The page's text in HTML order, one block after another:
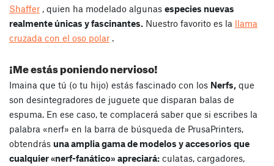
Shaffer
, quien ha modelado algunas especies nuevas
realmente únicas y fascinantes. Nuestro favorito es la llama
cruzada con el oso polar
¡Me estás poniendo nervioso!
Imaina que tú (o tu hijo) estás fascinado con los Nerfs, que
son desintegradores de juguete que disparan balas de
espuma. En ese caso, te complacerá saber que si escribes la
palabra «nerf» en la barra de búsqueda de PrusaPrinters,
obtendrás una amplia gama de modelos y accesorios que
cualquier «nerf-fanático» apreciará: culatas, cargadores,